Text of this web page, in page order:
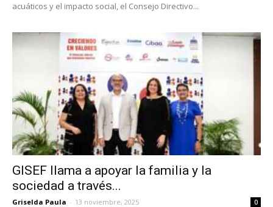
acuáticos y el impacto social, el Consejo Directivo...
GISEF llama a apoyar la familia y la
sociedad a través...
Griselda Paula - 13 noviembre, 2025 0